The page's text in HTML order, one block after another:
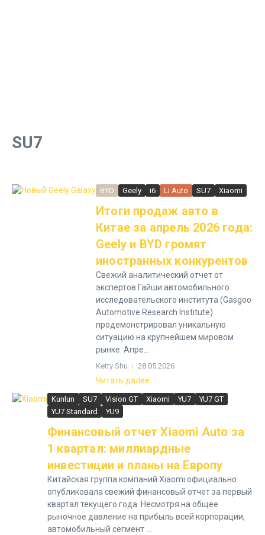
SU7
BYD Geely i6 Li Auto SU7 Xiaomi
Итоги продаж авто в
Китае за апрель 2026 года:
Geely и BYD громят
иностранных конкурентов
Свежий аналитический отчет от
экспертов Гайши автомобильного
исследовательского института (Gasgoo
Automotive Research Institute)
продемонстрировал уникальную
ситуацию на крупнейшем мировом
рынке. Апре...
Ketty Shu 28.05.2026
Читать далее
Kunlun SU7 Vision GT Xiaomi YU7
YU7 GT
YU7 Standard
YU9
Финансовый отчет Xiaomi Auto за
1 квартал: миллиардные
инвестиции и планы на Европу
Китайская группа компаний Xiaomi официально
опубликовала свежий финансовый отчет за первый
квартал текущего года. Несмотря на общее
рыночное давление на прибыль всей корпорации,
автомобильный сегмент ...